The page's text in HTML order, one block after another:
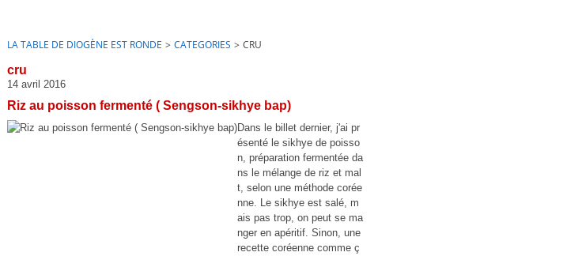
LA TABLE DE DIOGÈNE EST RONDE > CATEGORIES > CRU
cru
14 avril 2016
Riz au poisson fermenté ( Sengson-sikhye bap)
Dans le billet dernier, j'ai pr
ésenté le sikhye de poisso
n, préparation fermentée da
ns le mélange de riz et mal
t, selon une méthode corée
nne. Le sikhye est salé, m
ais pas trop, on peut se ma
nger en apéritif. Sinon, une
recette coréenne comme ç